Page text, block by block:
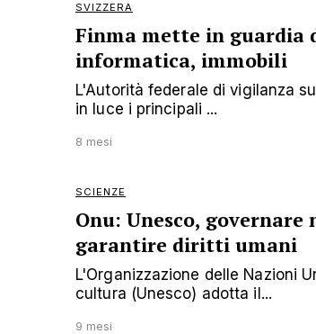
SVIZZERA
Finma mette in guardia
informatica, immobili
L'Autorità federale di vigilanza
in luce i principali ...
8 mesi
SCIENZE
Onu: Unesco,
garantire diritti umani
L'Organizzazione delle Nazioni
cultura (Unesco) adotta il...
9 mesi